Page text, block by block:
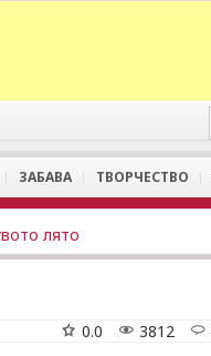
ЗАБАВА ТВОРЧЕСТВО
лято
3812
0.0